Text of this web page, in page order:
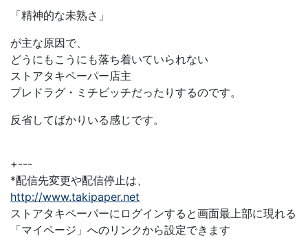
「精神的な未熟さ」
が主な原因で、
どうにもこうにも落ち着いていられない
ストアタキペーパー店主
プレドラグ・ミチビッチだったりするのです。
反省してばかりいる感じです。
+---
*配信先変更や配信停止は、
http://www.takipaper.net
ストアタキペーパーにログインすると画面最上部に現れる
「マイページ」へのリンクから設定できます